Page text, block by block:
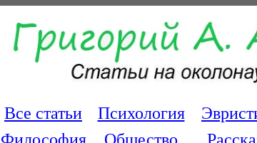
Все статьи Психология